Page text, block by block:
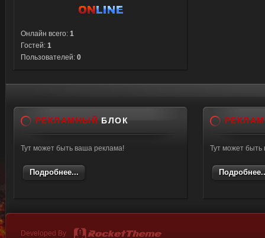
Онлайн всего: 1
Гостей: 1
Пользователей: 0
РЕКЛАМНЫЙ БЛОК
Тут может быть ваша реклама!
Подробнее...
Тут может
Developed By